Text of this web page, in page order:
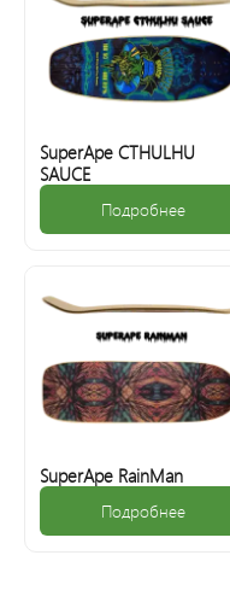
SuperApe CTHULHU
SAUCE
Подробнее
SuperApe RainMan
Подробнее